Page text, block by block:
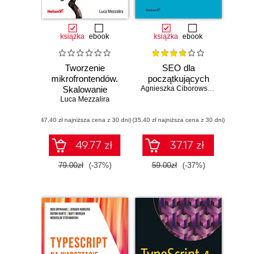
książka ebook
Tworzenie
mikrofrontendów.
Skalowanie
zespołów i
możliwości dla
twórców
oprogramowania
Luca Mezzalira
(47,40 zł najniższa cena z 30 dni)
49.77 zł
79.00zł (-37%)
książka ebook
SEO dla
początkujących
Agnieszka Ciborowska
(35,40 zł najniższa cena z 30 dni)
37.17 zł
59.00zł (-37%)